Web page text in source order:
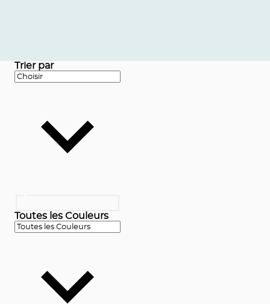
Trier par
Toutes les Couleurs